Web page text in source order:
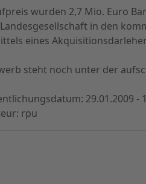
wurden 2,7 Mio. Euro
in den
eines
steht noch unter der
29.01.2009 -
rpu